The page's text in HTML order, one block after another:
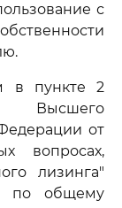
с
в пункте 2
Высшего
от
вопросах,
лизинга"
по общему